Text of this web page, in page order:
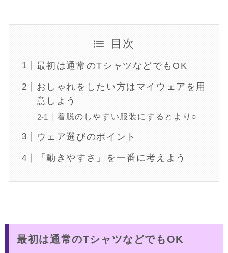
目次
最初は通常のTシャツなどでもOK
おしゃれをしたい方はマイウェアを用
意しよう
着脱のしやすい服装にするとより○
ウェア選びのポイント
「動きやすさ」を一番に考えよう
最初は通常のTシャツなどでもOK